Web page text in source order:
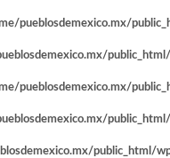
pueblosdemexico.mx/
pueblosdemexico.mx/
public_html/